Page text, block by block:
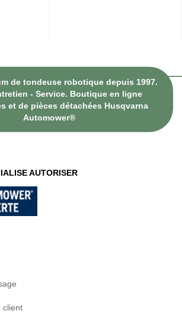
de tondeuse robotique depuis 1997.
- Service. Boutique en ligne
et de pièces détachées Husqvarna
Automower®
AUTORISER
client